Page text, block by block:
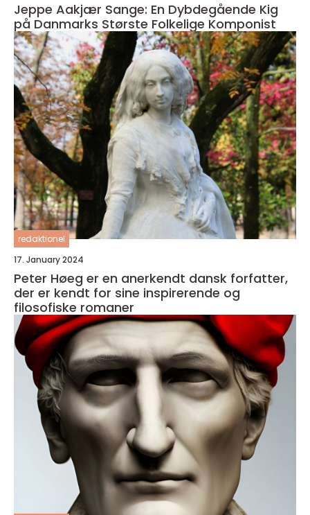
Jeppe Aakjær Sange: En Dybdegående Kig
på Danmarks Største Folkelige Komponist
redaktionel
17. January 2024
Peter Høeg er en anerkendt dansk forfatter,
der er kendt for sine inspirerende og
filosofiske romaner